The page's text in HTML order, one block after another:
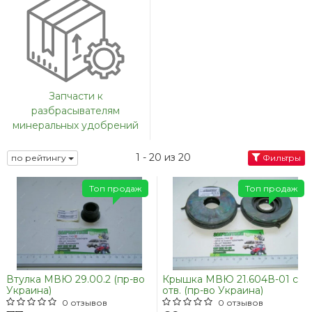
Запчасти к
разбрасывателям
минеральных удобрений
по рейтингу 1 - 20 из 20 Фильтры
Втулка МВЮ 29.00.2 (пр-во
Украина)
0 отзывов
Топ продаж
Крышка МВЮ 21.604В-01 с
отв. (пр-во Украина)
0 отзывов
Топ продаж